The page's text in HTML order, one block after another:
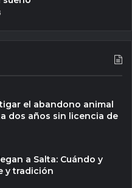
el abandono animal
dos años sin licencia de
a Salta: Cuándo y
y tradición